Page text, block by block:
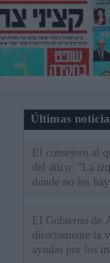
Últimas
El consejero al
del ático: "La
donde no los
El Gobierno de
directamente la
ayudas por los